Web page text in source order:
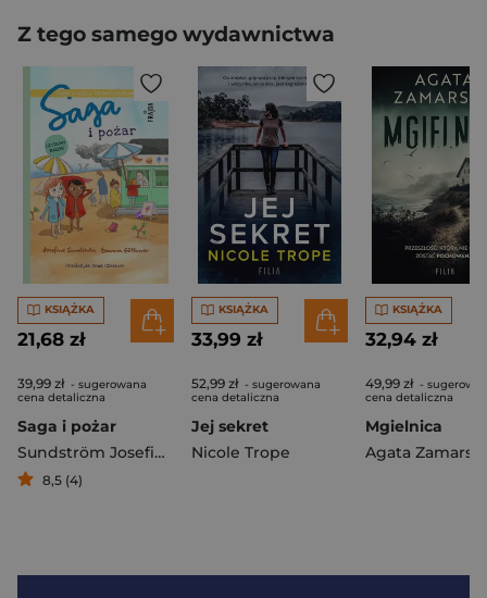
Z tego samego wydawnictwa
KSIĄŻKA
21,68 zł
39,99 zł - sugerowana
cena detaliczna
Saga i pożar
Sundström Josefine
8,5 (4)
KSIĄŻKA
33,99 zł
52,99 zł - sugerowana
cena detaliczna
Jej sekret
Nicole Trope
KSIĄŻKA
32,94 zł
49,99 zł -
cena detaliczna
Mgielnica
Agata